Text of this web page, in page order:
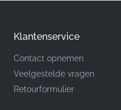
die bij de productie
voor een
Klantenservice
Contact opnemen
Veelgestelde vragen
Retourformulier